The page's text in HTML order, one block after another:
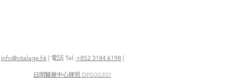
info@vitalage.hk | 電話 Tel: +852 3184 6198
日間醫療中心牌照 DP000301